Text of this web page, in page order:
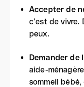
Accepter de
c’est de vivre.
peux.
Demander de
aide-
sommeil